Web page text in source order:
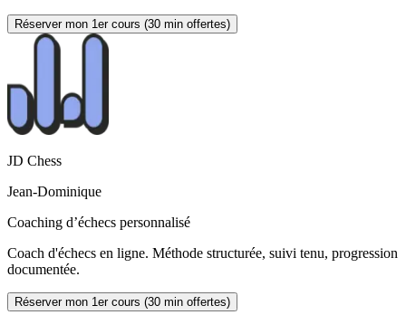
Réserver mon 1er cours (30 min offertes)
JD Chess
Jean-Dominique
Coaching d’échecs personnalisé
Coach d'échecs en ligne. Méthode structurée, suivi tenu, progression
documentée.
Réserver mon 1er cours (30 min offertes)